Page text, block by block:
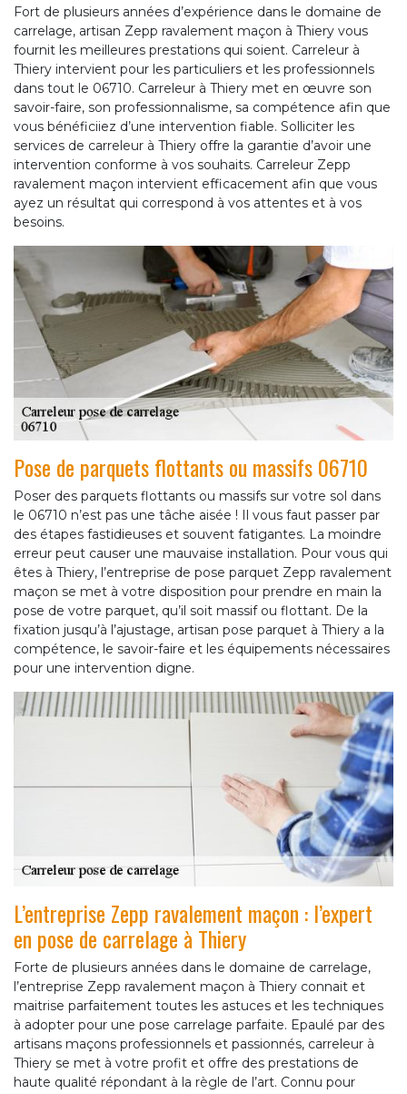
Fort de plusieurs années d’expérience dans le domaine de
carrelage, artisan Zepp ravalement maçon à Thiery vous
fournit les meilleures prestations qui soient. Carreleur à
Thiery intervient pour les particuliers et les professionnels
dans tout le 06710. Carreleur à Thiery met en œuvre son
savoir-faire, son professionnalisme, sa compétence afin que
vous bénéficiiez d’une intervention fiable. Solliciter les
services de carreleur à Thiery offre la garantie d’avoir une
intervention conforme à vos souhaits. Carreleur Zepp
ravalement maçon intervient efficacement afin que vous
ayez un résultat qui correspond à vos attentes et à vos
besoins.
Pose de parquets flottants ou massifs 06710
Poser des parquets flottants ou massifs sur votre sol dans
le 06710 n’est pas une tâche aisée ! Il vous faut passer par
des étapes fastidieuses et souvent fatigantes. La moindre
erreur peut causer une mauvaise installation. Pour vous qui
êtes à Thiery, l’entreprise de pose parquet Zepp ravalement
maçon se met à votre disposition pour prendre en main la
pose de votre parquet, qu’il soit massif ou flottant. De la
fixation jusqu’à l’ajustage, artisan pose parquet à Thiery a la
compétence, le savoir-faire et les équipements nécessaires
pour une intervention digne.
L’entreprise Zepp ravalement maçon : l’expert
en pose de carrelage à Thiery
Forte de plusieurs années dans le domaine de carrelage,
l’entreprise Zepp ravalement maçon à Thiery connait et
maitrise parfaitement toutes les astuces et les techniques
à adopter pour une pose carrelage parfaite. Epaulé par des
artisans maçons professionnels et passionnés, carreleur à
Thiery se met à votre profit et offre des prestations de
haute qualité répondant à la règle de l’art. Connu pour